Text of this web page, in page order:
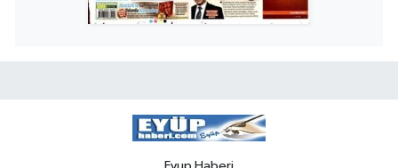
Eyup Haberi